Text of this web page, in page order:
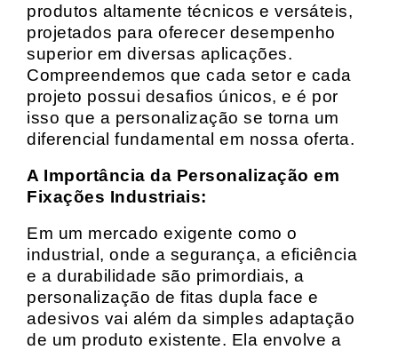
produtos altamente técnicos e versáteis,
projetados para oferecer desempenho
superior em diversas aplicações.
Compreendemos que cada setor e cada
projeto possui desafios únicos, e é por
isso que a personalização se torna um
diferencial fundamental em nossa oferta.
A Importância da Personalização em
Fixações Industriais:
Em um mercado exigente como o
industrial, onde a segurança, a eficiência
e a durabilidade são primordiais, a
personalização de fitas dupla face e
adesivos vai além da simples adaptação
de um produto existente. Ela envolve a